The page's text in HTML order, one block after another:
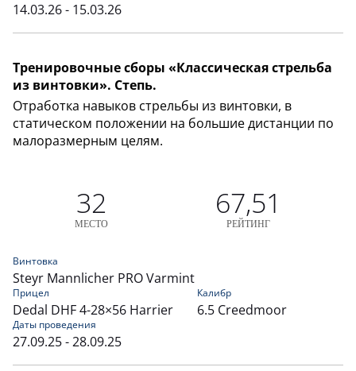
14.03.26 - 15.03.26
Тренировочные сборы «Классическая стрельба
из винтовки». Степь.
Отработка навыков стрельбы из винтовки, в
статическом положении на большие дистанции по
малоразмерным целям.
32
МЕСТО
67,51
РЕЙТИНГ
Винтовка
Steyr Mannlicher PRO Varmint
Прицел
Dedal DHF 4-28×56 Harrier
Калибр
6.5 Creedmoor
Даты проведения
27.09.25 - 28.09.25